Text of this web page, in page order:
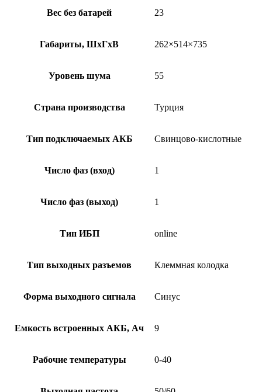
Вес без батарей 23
Габариты, ШхГхВ 262×514×735
Уровень шума 55
Страна производства Турция
Тип подключаемых АКБ Свинцово-кислотные
Число фаз (вход) 1
Число фаз (выход) 1
Тип ИБП online
Тип выходных разъемов Клеммная колодка
Форма выходного сигнала Синус
Емкость встроенных АКБ, Ач 9
Рабочие температуры 0-40